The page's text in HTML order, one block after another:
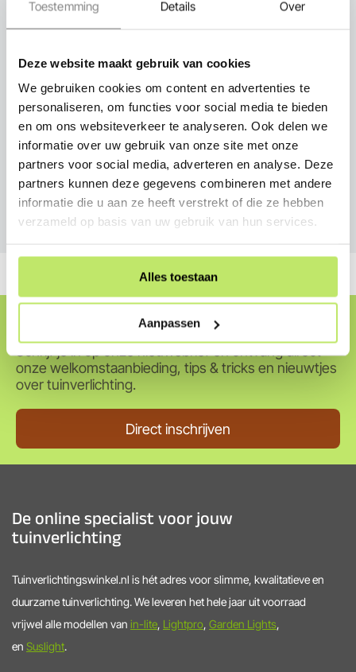
Toestemming Details Over
Deze website maakt gebruik van cookies
We gebruiken cookies om content en advertenties te
personaliseren, om functies voor social media te bieden
en om ons websiteverkeer te analyseren. Ook delen we
informatie over uw gebruik van onze site met onze
partners voor social media, adverteren en analyse. Deze
partners kunnen deze gegevens combineren met andere
informatie die u aan ze heeft verstrekt of die ze hebben
verzameld op basis van uw gebruik van hun services.
Alles toestaan
Aanpassen
Persoonlijk advies
Service
Cadeaubon ontvangen?
onze welkomstaanbieding, tips & tricks en nieuwtjes
over tuinverlichting.
Direct inschrijven
De online specialist voor jouw
tuinverlichting
Tuinverlichtingswinkel.nl is hét adres voor slimme, kwalitatieve en
duurzame tuinverlichting. We leveren het hele jaar uit voorraad
vrijwel alle modellen van in-lite, Lightpro, Garden Lights,
en Suslight.